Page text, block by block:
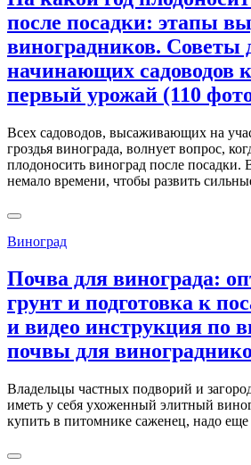
после посадки: этапы
виноградников. Советы
начинающих садоводов
первый урожай (110
Всех садоводов, высаживающих на
гроздья винограда, волнует вопрос,
плодоносить виноград после посадки.
немало времени, чтобы развить
Виноград
Почва для винограда:
грунт и подготовка к
и видео инструкция по
почвы для
Владельцы частных подворий и
иметь у себя ухоженный элитный
купить в питомнике саженец, надо еще